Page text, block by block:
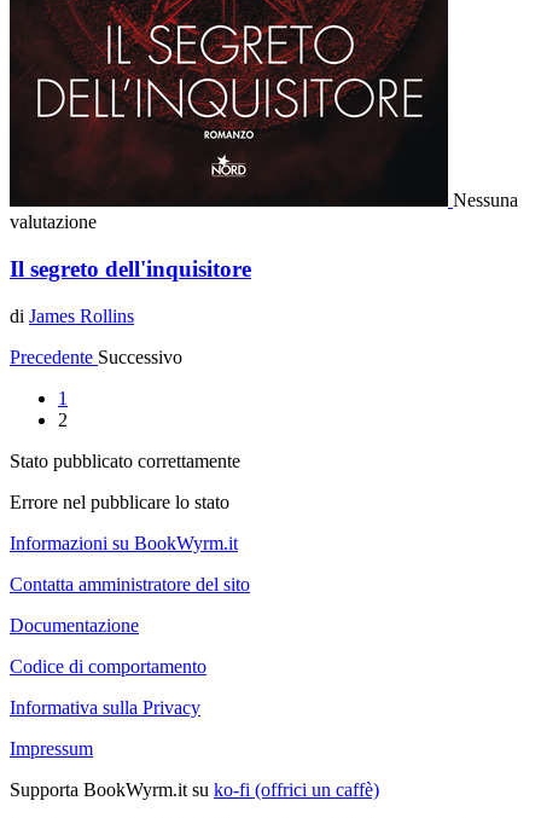
Nessuna
valutazione
Il segreto dell'inquisitore
di James Rollins
Precedente Successivo
1
2
Stato pubblicato correttamente
Errore nel pubblicare lo stato
Informazioni su BookWyrm.it
Contatta amministratore del sito
Documentazione
Codice di comportamento
Informativa sulla Privacy
Impressum
Supporta BookWyrm.it su ko-fi (offrici un caffè)